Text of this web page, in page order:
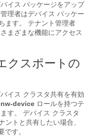
イス パッケージをアップ
理者はデバイス パッケー
ます。 テナント管理者
まざまな機能にアクセス
クスポートの
イス クラスタ共有を有効
nw-device ロールを持つテ
す。 デバイス クラスタ
ントと共有したい場合、
です。